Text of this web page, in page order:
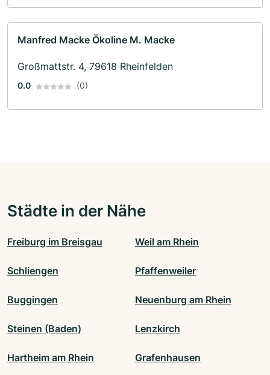
Manfred Macke Ökoline M. Macke
Großmattstr. 4, 79618 Rheinfelden
0.0 (0)
Städte in der Nähe
Freiburg im Breisgau Weil am Rhein
Schliengen Pfaffenweiler
Buggingen Neuenburg am Rhein
Steinen (Baden) Lenzkirch
Hartheim am Rhein Grafenhausen